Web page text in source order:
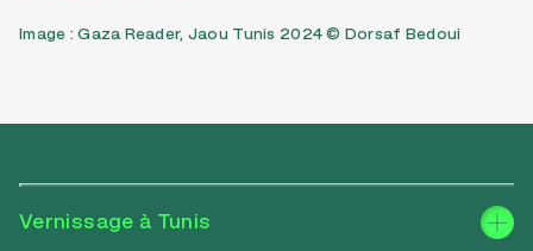
Image : Gaza Reader, Jaou Tunis 2024 © Dorsaf Bedoui
Vernissage à Tunis